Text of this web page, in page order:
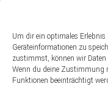
Um dir ein optimales Erlebnis
Geräteinformationen zu
zustimmst, können wir Daten
Wenn du deine Zustimmung
Funktionen beeinträchtigt